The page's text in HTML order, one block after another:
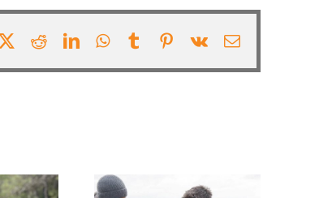
RedditLinkedInWhatsApp
TumblrPinterest
Vk Email